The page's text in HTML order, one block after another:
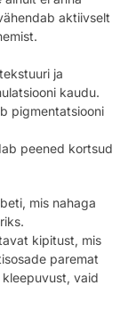
aktiivselt
ja
kaudu.
pigmentatsiooni
peened kortsud
mis nahaga
kipitust, mis
paremat
vaid